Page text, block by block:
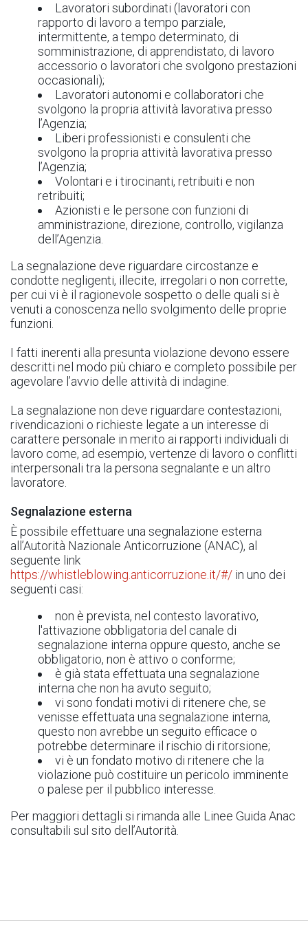
Lavoratori subordinati (lavoratori con
rapporto di lavoro a tempo parziale,
intermittente, a tempo determinato, di
somministrazione, di apprendistato, di lavoro
accessorio o lavoratori che svolgono prestazioni
occasionali);
Lavoratori autonomi e collaboratori che
svolgono la propria attività lavorativa presso
l’Agenzia;
Liberi professionisti e consulenti che
svolgono la propria attività lavorativa presso
l’Agenzia;
Volontari e i tirocinanti, retribuiti e non
retribuiti;
Azionisti e le persone con funzioni di
amministrazione, direzione, controllo, vigilanza
dell’Agenzia.
La segnalazione deve riguardare circostanze e
condotte negligenti, illecite, irregolari o non corrette,
per cui vi è il ragionevole sospetto o delle quali si è
venuti a conoscenza nello svolgimento delle proprie
funzioni.
I fatti inerenti alla presunta violazione devono essere
descritti nel modo più chiaro e completo possibile per
agevolare l’avvio delle attività di indagine.
La segnalazione non deve riguardare contestazioni,
rivendicazioni o richieste legate a un interesse di
carattere personale in merito ai rapporti individuali di
lavoro come, ad esempio, vertenze di lavoro o conflitti
interpersonali tra la persona segnalante e un altro
lavoratore.
Segnalazione esterna
È possibile effettuare una segnalazione esterna
all’Autorità Nazionale Anticorruzione (ANAC), al
seguente link
https://whistleblowing.anticorruzione.it/#/ in uno dei
seguenti casi:
non è prevista, nel contesto lavorativo,
l'attivazione obbligatoria del canale di
segnalazione interna oppure questo, anche se
obbligatorio, non è attivo o conforme;
è già stata effettuata una segnalazione
interna che non ha avuto seguito;
vi sono fondati motivi di ritenere che, se
venisse effettuata una segnalazione interna,
questo non avrebbe un seguito efficace o
potrebbe determinare il rischio di ritorsione;
vi è un fondato motivo di ritenere che la
violazione può costituire un pericolo imminente
o palese per il pubblico interesse.
Per maggiori dettagli si rimanda alle Linee Guida Anac
consultabili sul sito dell’Autorità.